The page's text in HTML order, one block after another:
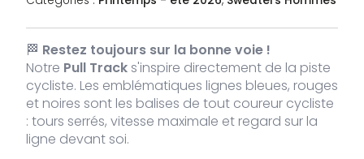
🏁 Restez toujours sur la bonne voie !
Notre Pull Track s'inspire directement de la piste
cycliste. Les emblématiques lignes bleues, rouges
et noires sont les balises de tout coureur cycliste
: tours serrés, vitesse maximale et regard sur la
ligne devant soi.
RW-XXL